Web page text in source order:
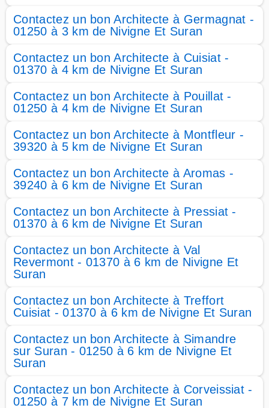
Contactez un bon Architecte à Germagnat -
01250 à 3 km de Nivigne Et Suran
Contactez un bon Architecte à Cuisiat -
01370 à 4 km de Nivigne Et Suran
Contactez un bon Architecte à Pouillat -
01250 à 4 km de Nivigne Et Suran
Contactez un bon Architecte à Montfleur -
39320 à 5 km de Nivigne Et Suran
Contactez un bon Architecte à Aromas -
39240 à 6 km de Nivigne Et Suran
Contactez un bon Architecte à Pressiat -
01370 à 6 km de Nivigne Et Suran
Contactez un bon Architecte à Val
Revermont - 01370 à 6 km de Nivigne Et
Suran
Contactez un bon Architecte à Treffort
Cuisiat - 01370 à 6 km de Nivigne Et Suran
Contactez un bon Architecte à Simandre
sur Suran - 01250 à 6 km de Nivigne Et
Suran
Contactez un bon Architecte à Corveissiat -
01250 à 7 km de Nivigne Et Suran